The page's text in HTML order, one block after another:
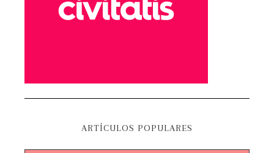
ARTÍCULOS POPULARES